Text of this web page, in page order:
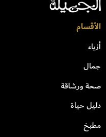
الأقسام
أزياء
جمال
صحة ورشاقة
دليل حياة
مطبخ